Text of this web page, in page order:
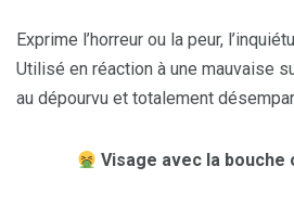
Exprime l’horreur ou la peur,
Utilisé en réaction à une mauvaise
au dépourvu et totalement
Visage avec la